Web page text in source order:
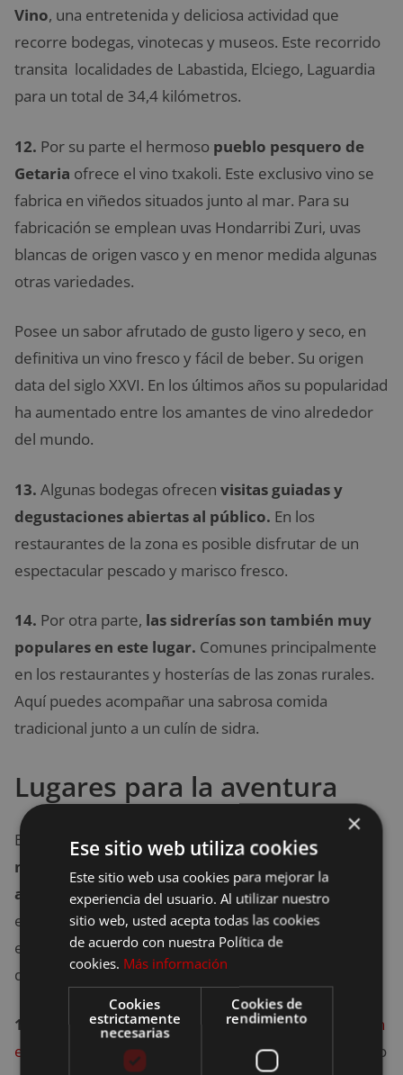
Vino, una entretenida y deliciosa actividad que
recorre bodegas, vinotecas y museos. Este recorrido
transita localidades de Labastida, Elciego, Laguardia
para un total de 34,4 kilómetros.
12. Por su parte el hermoso pueblo pesquero de
Getaria ofrece el vino txakoli. Este exclusivo vino se
fabrica en viñedos situados junto al mar. Para su
fabricación se emplean uvas Hondarribi Zuri, uvas
blancas de origen vasco y en menor medida algunas
otras variedades.
Posee un sabor afrutado de gusto ligero y seco, en
definitiva un vino fresco y fácil de beber. Su origen
data del siglo XXVI. En los últimos años su popularidad
ha aumentado entre los amantes de vino alrededor
del mundo.
13. Algunas bodegas ofrecen visitas guiadas y
degustaciones abiertas al público. En los
restaurantes de la zona es posible disfrutar de un
espectacular pescado y marisco fresco.
14. Por otra parte, las sidrerías son también muy
populares en este lugar. Comunes principalmente
en los restaurantes y hosterías de las zonas rurales.
Aquí puedes acompañar una sabrosa comida
tradicional junto a un culín de sidra.
Lugares para la aventura
En el País Vasco los lugares paraconectarse con la
naturaleza y dejarse llevar por el sentido de
aventuraabundan. Por ejemplo, Urdaibai es el
espacio perfecto para todo tipo de deportes
extremos. Desde senderismo y escalada hasta
deportes acuáticos como kayak, surf y windsurf.
15. Para los amantes del senderismo y laexploración
está la senda
delmonte Jaizkibel.Un recorrido lleno
×
Ese sitio web utiliza cookies
Este sitio web usa cookies para mejorar la
experiencia del usuario. Al utilizar nuestro
sitio web, usted acepta todas las cookies
de acuerdo con nuestra Política de
cookies. Más información
Cookies
estrictamente
necesarias
Cookies de
rendimiento